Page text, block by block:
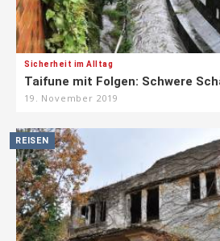
Sicherheit im Alltag
Taifune mit Folgen: Schwere
19. November 2019
REISEN